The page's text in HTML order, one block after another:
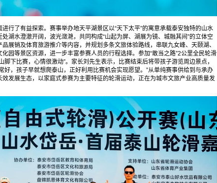
行了有益探索。赛事举办地天平湖景区以“天下太平”的寓意承载泰安独特的山水
湖水澄澈开阔，波光潋滟，共同构成“山起为屏、湖展为镜、城融其间”的立体空
展销及体育旅游推介等内容，并规划多条文旅体验路线，串联九女峰、天颐湖、
园等景区资源，进一步丰富参赛人员的行程选择。参加“敢当之路”2公里全民轮滑
脚下比赛，心情很激动”。家长刘先生表示，比赛结束后将带孩子游览周边景点，
好，孩子早就想爬泰山，正好利用比赛机会实现愿望。”从单纯赛事供给到与承办
发展生态，以家庭式参赛为主要特征的轮滑运动，正在为城市文旅产业高质量发